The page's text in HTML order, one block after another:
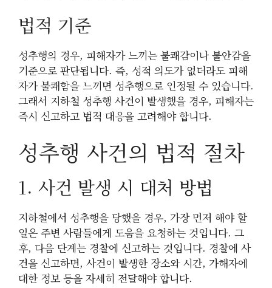
법적 기준
성추행의 경우, 피해자가 느끼는 불쾌감이나 불안감을
기준으로 판단됩니다. 즉, 성적 의도가 없더라도 피해
자가 불쾌함을 느끼면 성추행으로 인정될 수 있습니다.
그래서 지하철 성추행 사건이 발생했을 경우, 피해자는
즉시 신고하고 법적 대응을 고려해야 합니다.
성추행 사건의 법적 절차
1. 사건 발생 시 대처 방법
지하철에서 성추행을 당했을 경우, 가장 먼저 해야 할
일은 주변 사람들에게 도움을 요청하는 것입니다. 그
후, 다음 단계는 경찰에 신고하는 것입니다. 경찰에 사
건을 신고하면, 사건이 발생한 장소와 시간, 가해자에
대한 정보 등을 자세히 전달해야 합니다.